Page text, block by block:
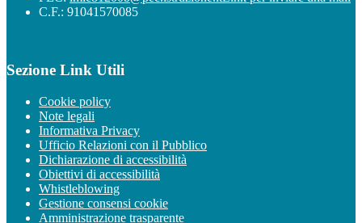
C.F.: 91041570085
Sezione Link Utili
Cookie policy
Note legali
Informativa Privacy
Ufficio Relazioni con il Pubblico
Dichiarazione di accessibilità
Obiettivi di accessibilità
Whistleblowing
Gestione consensi cookie
Amministrazione trasparente